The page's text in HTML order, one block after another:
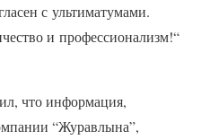
с ультиматумами.
и профессионализм!“
что информация,
“Журавлына”,